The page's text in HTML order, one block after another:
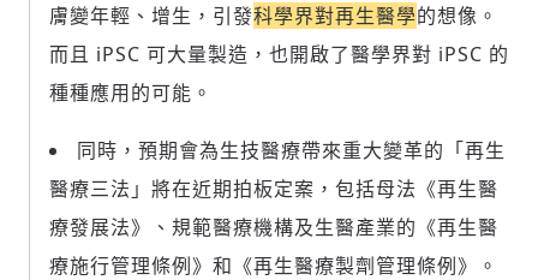
膚變年輕、增生，引發科學界對再生醫學的想像。
而且 iPSC 可大量製造，也開啟了醫學界對 iPSC 的
種種應用的可能。
同時，預期會為生技醫療帶來重大變革的「再生
醫療三法」將在近期拍板定案，包括母法《再生醫
療發展法》、規範醫療機構及生醫產業的《再生醫
療施行管理條例》和《再生醫療製劑管理條例》。